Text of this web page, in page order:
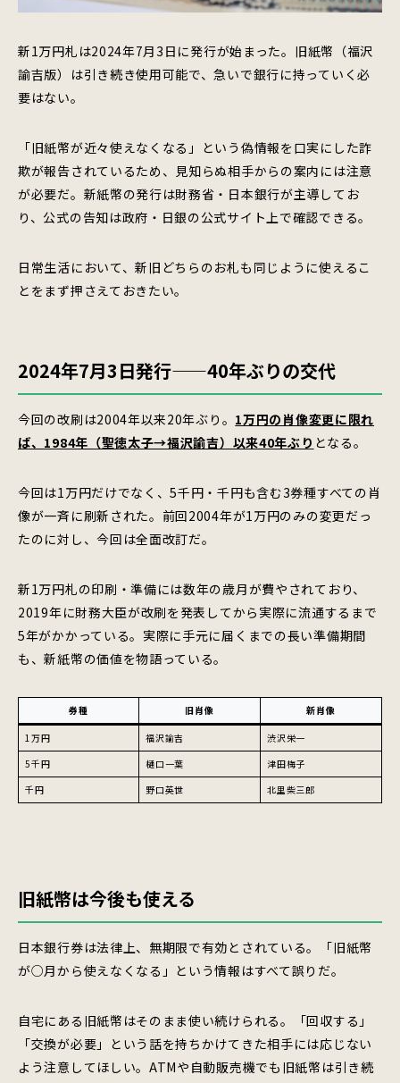
新1万円札は2024年7月3日に発行が始まった。旧紙幣（福沢
諭吉版）は引き続き使用可能で、急いで銀行に持っていく必
要はない。
「旧紙幣が近々使えなくなる」という偽情報を口実にした詐
欺が報告されているため、見知らぬ相手からの案内には注意
が必要だ。新紙幣の発行は財務省・日本銀行が主導してお
り、公式の告知は政府・日銀の公式サイト上で確認できる。
日常生活において、新旧どちらのお札も同じように使えるこ
とをまず押さえておきたい。
2024年7月3日発行——40年ぶりの交代
今回の改刷は2004年以来20年ぶり。 1万円の肖像変更に限れ
ば、1984年（聖徳太子→福沢諭吉）以来40年ぶり となる。
今回は1万円だけでなく、5千円・千円も含む3券種すべての肖
像が一斉に刷新された。前回2004年が1万円のみの変更だっ
たのに対し、今回は全面改訂だ。
新1万円札の印刷・準備には数年の歳月が費やされており、
2019年に財務大臣が改刷を発表してから実際に流通するまで
5年がかかっている。実際に手元に届くまでの長い準備期間
も、新紙幣の価値を物語っている。
券種 旧肖像 新肖像
1万円 福沢諭吉
渋沢栄一
5千円
樋口一葉
津田梅子
千円
野口英世 北里柴三郎
旧紙幣は今後も使える
日本銀行券は法律上、無期限で有効とされている。「旧紙幣
が○月から使えなくなる」という情報はすべて誤りだ。
自宅にある旧紙幣はそのまま使い続けられる。「回収する」
「交換が必要」という話を持ちかけてきた相手には応じない
よう注意してほしい。ATMや自動販売機でも旧紙幣は引き続